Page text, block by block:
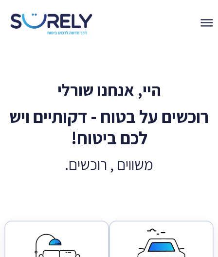
רוכשים על בטוח - דקותיים ויש
לכם ביטוח!
היי, אנחנו שורלי
משווים , רוכשים.